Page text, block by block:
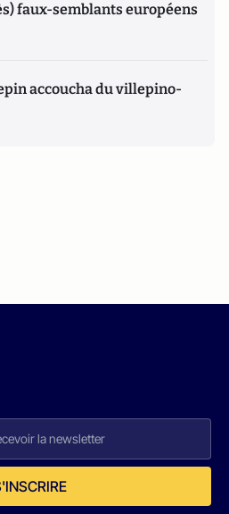
faux-semblants européens
accoucha du villepino-